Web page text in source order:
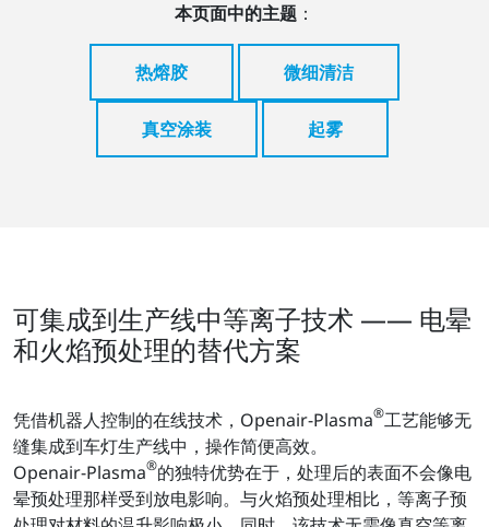
本页面中的主题 ：
热熔胶 微细清洁
真空涂装 起雾
可集成到生产线中等离子技术 —— 电晕
和火焰预处理的替代方案
凭借机器人控制的在线技术，Openair-Plasma®工艺能够无
缝集成到车灯生产线中，操作简便高效。
Openair-Plasma®的独特优势在于，处理后的表面不会像电
晕预处理那样受到放电影响。与火焰预处理相比，等离子预